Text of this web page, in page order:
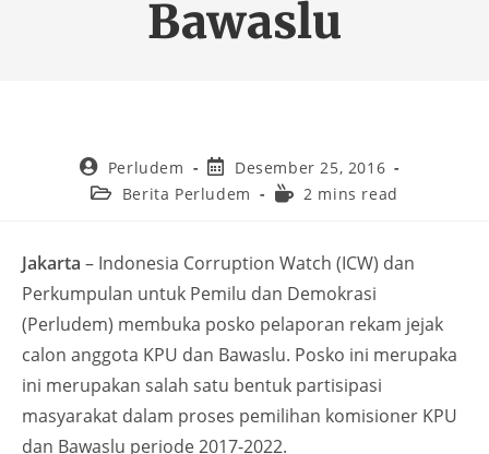
Bawaslu
Perludem
Desember 25, 2016
Berita Perludem
2 mins read
Jakarta – Indonesia Corruption Watch (ICW) dan
Perkumpulan untuk Pemilu dan Demokrasi
(Perludem) membuka posko pelaporan rekam jejak
calon anggota KPU dan Bawaslu. Posko ini merupaka
ini merupakan salah satu bentuk partisipasi
masyarakat dalam proses pemilihan komisioner KPU
dan Bawaslu periode 2017-2022.